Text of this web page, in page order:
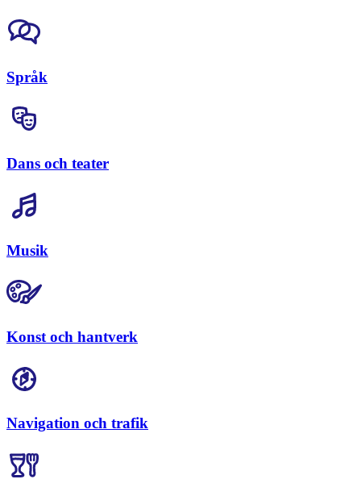
Språk
Dans och teater
Musik
Konst och hantverk
Navigation och trafik